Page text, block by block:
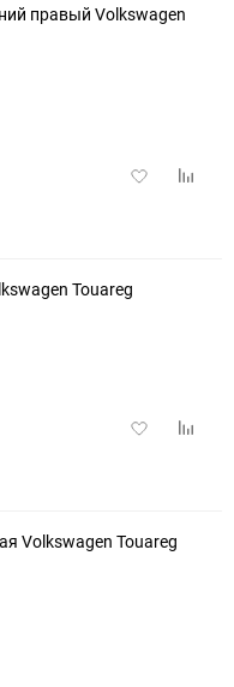
30
150
правый Volkswagen
Добавить
Touareg
Добавить
Volkswagen Touareg